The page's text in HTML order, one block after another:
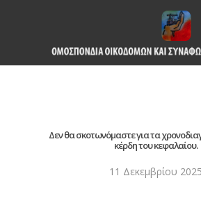
content
Δεν θα σκοτωνόμαστε για τα
κέρδη του κεφαλαίου.
11 Δεκεμβρίου 2025